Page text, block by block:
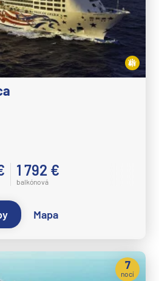
1 792 €
balkónová
Mapa
7
nocí